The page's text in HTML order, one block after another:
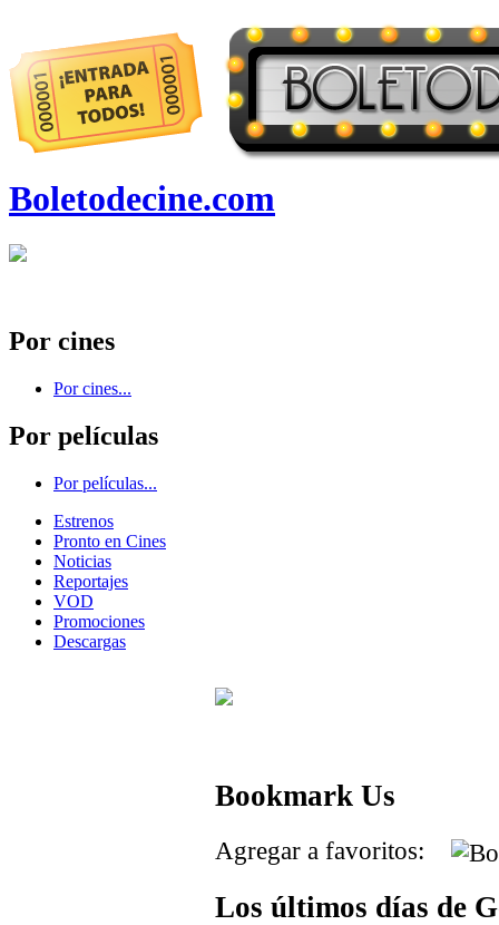
Boletodecine.com
Por cines
Por cines...
Por películas
Por películas...
Estrenos
Pronto en Cines
Noticias
Reportajes
VOD
Promociones
Descargas
Bookmark Us
Agregar a favoritos:
Los últimos días de